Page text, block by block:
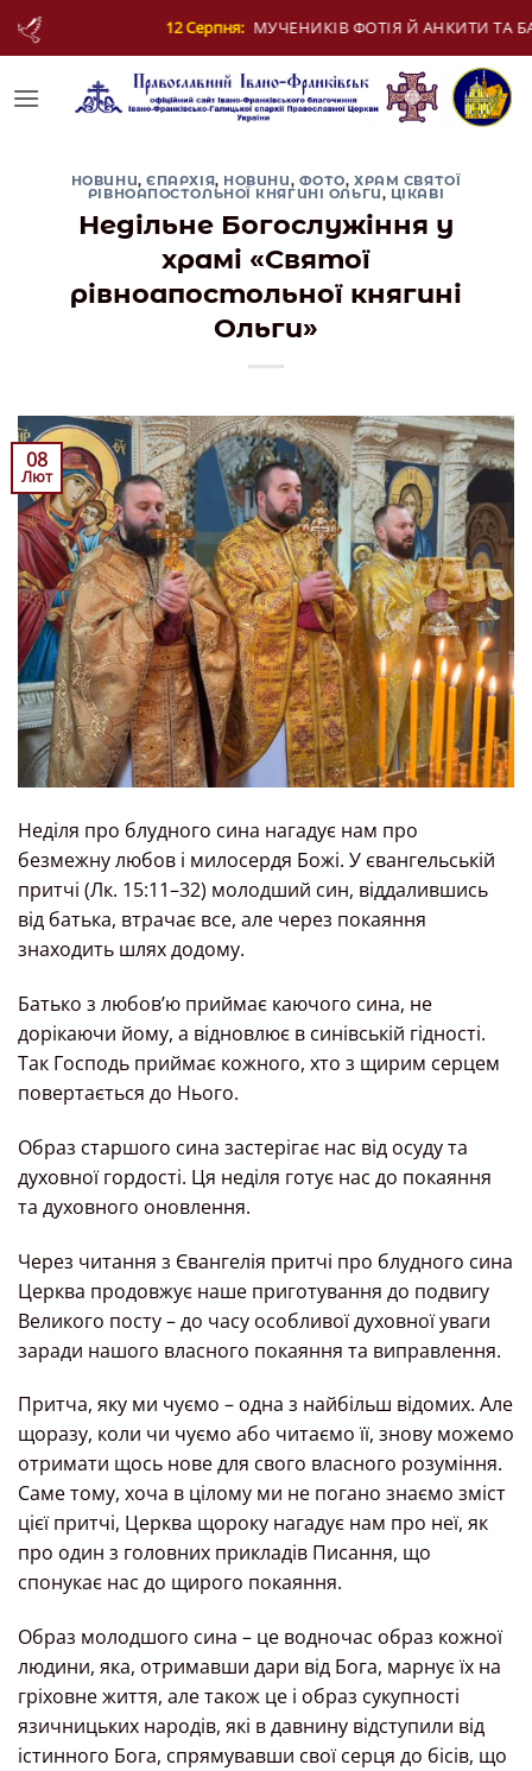
Skip
ФОТІЯ Й АНКИТИ ТА БАГАТЬОХ ІЗ НИМИ
НОВИНИ,ЄПАРХІЯ, НОВИНИ, ФОТО,ХРАМ СВЯТОЇ
РІВНОАПОСТОЛЬНОЇ КНЯГИНІ ОЛЬГИ, ЦІКАВІ
Недільне Богослужіння у
храмі «Святої
рівноапостольної княгині
Ольги»
08
Лют
Неділя про блудного сина нагадує нам про
безмежну любов і милосердя Божі. У євангельській
притчі (Лк. 15:11–32) молодший син, віддалившись
від батька, втрачає все, але через покаяння
знаходить шлях додому.
Батько з любов’ю приймає каючого сина, не
дорікаючи йому, а відновлює в синівській гідності.
Так Господь приймає кожного, хто з щирим серцем
повертається до Нього.
Образ старшого сина застерігає нас від осуду та
духовної гордості. Ця неділя готує нас до покаяння
та духовного оновлення.
Через читання з Євангелія притчі про блудного сина
Церква продовжує наше приготування до подвигу
Великого посту – до часу особливої духовної уваги
заради нашого власного покаяння та виправлення.
Притча, яку ми чуємо – одна з найбільш відомих. Але
щоразу, коли чи чуємо або читаємо її, знову можемо
отримати щось нове для свого власного розуміння.
Саме тому, хоча в цілому ми не погано знаємо зміст
цієї притчі, Церква щороку нагадує нам про неї, як
про один з головних прикладів Писання, що
спонукає нас до щирого покаяння.
Образ молодшого сина – це водночас образ кожної
людини, яка, отримавши дари від Бога, марнує їх на
гріховне життя, але також це і образ сукупності
язичницьких народів, які в давнину відступили від
істинного Бога, спрямувавши свої серця до бісів, що